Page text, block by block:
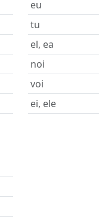
eu
tu
el, ea
noi
voi
ei, ele